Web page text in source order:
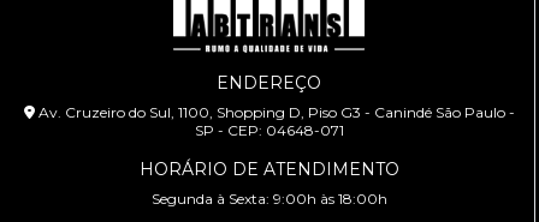
ENDEREÇO
Av. Cruzeiro do Sul, 1100, Shopping D, Piso G3 - Canindé São Paulo -
SP - CEP: 04648-071
HORÁRIO DE ATENDIMENTO
Segunda à Sexta: 9:00h às 18:00h